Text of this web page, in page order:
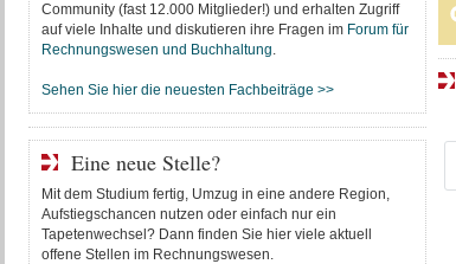
Community (fast 12.000 Mitglieder!) und erhalten Zugriff
auf viele Inhalte und diskutieren ihre Fragen im Forum für
Rechnungswesen und Buchhaltung.
Sehen Sie hier die neuesten Fachbeiträge >>
Eine neue Stelle?
Mit dem Studium fertig, Umzug in eine andere Region,
Aufstiegschancen nutzen oder einfach nur ein
Tapetenwechsel? Dann finden Sie hier viele aktuell
offene Stellen im Rechnungswesen.